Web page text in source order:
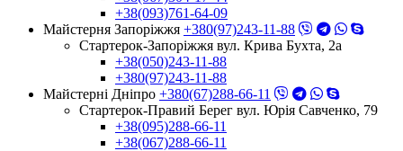
+38(093)761-64-09
Майстерня Запоріжжя +380(97)243-11-88
Стартерок-Запоріжжя вул. Крива Бухта, 2а
+38(050)243-11-88
+380(97)243-11-88
Майстерні Днiпро +380(67)288-66-11
Стартерок-Правий Берег вул. Юрія Савченко, 79
+38(095)288-66-11
+38(067)288-66-11